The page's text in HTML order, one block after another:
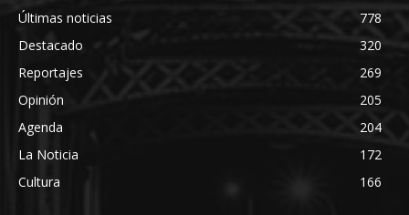
Últimas noticias
778
Destacado
320
Reportajes
269
Opinión
205
Agenda
204
La Noticia
172
Cultura
166